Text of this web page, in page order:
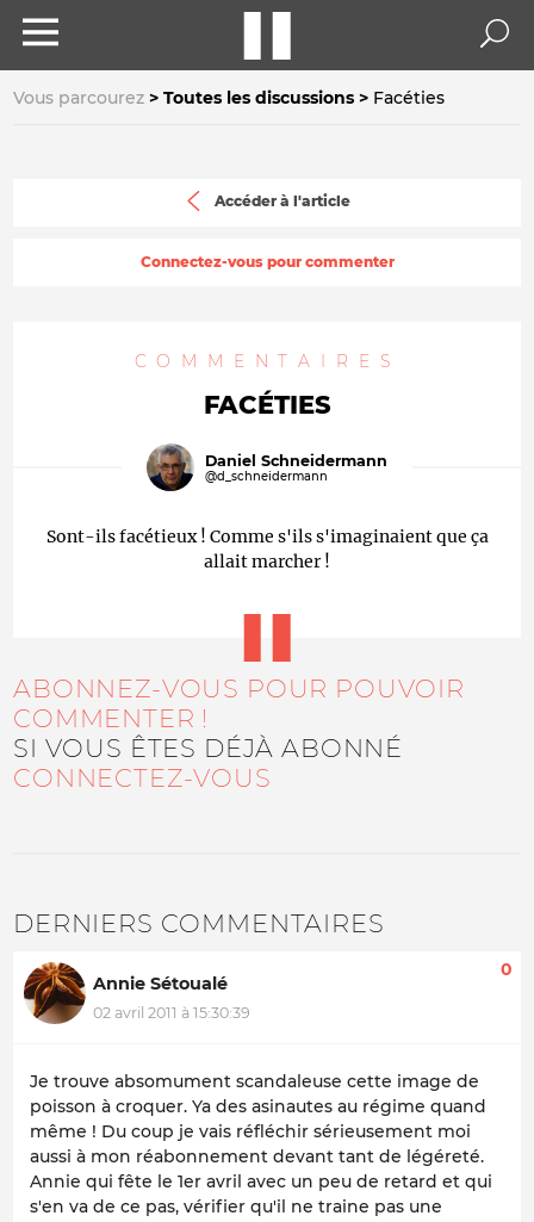
Vous parcourez Toutes les discussions Facéties
Accéder à l'article
Connectez-vous pour commenter
COMMENTAIRES
FACÉTIES
Daniel Schneidermann
@d_schneidermann
Sont-ils facétieux ! Comme s'ils s'imaginaient que ça
allait marcher !
ABONNEZ-VOUS POUR POUVOIR
COMMENTER !
SI VOUS ÊTES DÉJÀ ABONNÉ
CONNECTEZ-VOUS
DERNIERS COMMENTAIRES
Annie Sétoualé
02 avril 2011 à 15:30:39
0
Je trouve absomument scandaleuse cette image de
poisson à croquer. Ya des asinautes au régime quand
même ! Du coup je vais réfléchir sérieusement moi
aussi à mon réabonnement devant tant de légéreté.
Annie qui fête le 1er avril avec un peu de retard et qui
s'en va de ce pas, vérifier qu'il ne traine pas une